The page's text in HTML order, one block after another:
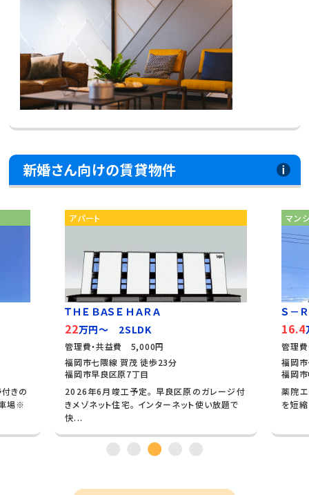
新婚さん向けの賃貸物件
きの
場※
アパート
ＴＨＥ ＢＡＳＥ ＨＡＲＡ
22万円～ 2SLDK
管理費・共益費 5,000円
福岡市七隈線 賀茂 徒歩23分
福岡市早良区原7丁目
2026年6月竣工予定。 早良区原のガレージ付
きメゾネット住宅。 インターネット使い放題で
快...
マン
Ｓ－
16.4
管理
福岡
福岡
薬院エ
を短